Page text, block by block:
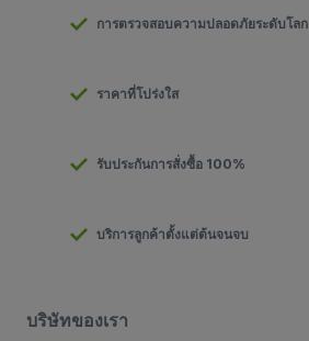
การตรวจสอบความปลอดภัยระดับโลก
ราคาที่โปร่งใส
รับประกันการสั่งซื้อ 100%
บริการลูกค้าตั้งแต่ต้นจนจบ
บริษัทของเรา